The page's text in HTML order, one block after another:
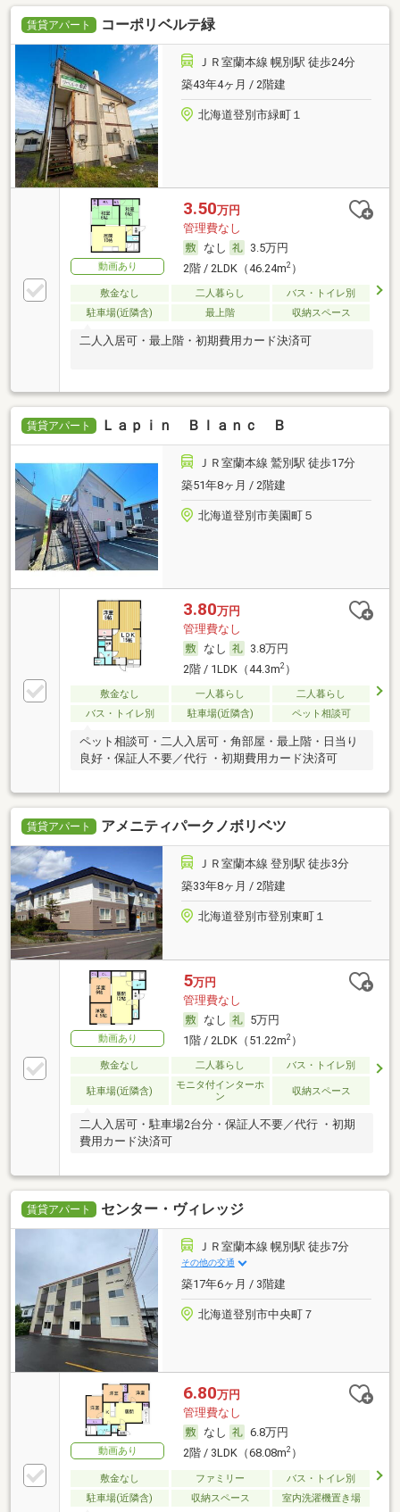
賃貸アパート コーポリベルテ緑
ＪＲ室蘭本線 幌別駅 徒歩24分
築43年4ヶ月 / 2階建
北海道登別市緑町１
動画あり
3.50万円
管理費なし
なし
3.5万円
2階 / 2LDK（46.24m2）
敷金なし 二人暮らし
バス・トイレ別
駐車場(近隣含)
最上階 収納スペース
二人入居可・最上階・初期費用カード決済可
賃貸アパート Ｌａｐｉｎ Ｂｌａｎｃ Ｂ
ＪＲ室蘭本線 鷲別駅 徒歩17分
築51年8ヶ月 / 2階建
北海道登別市美園町５
3.80万円
管理費なし
なし
3.8万円
2階 / 1LDK（44.3m2）
敷金なし 一人暮らし
二人暮らし
バス・トイレ別
駐車場(近隣含) ペット相談可
ペット相談可・二人入居可・角部屋・最上階・日当り
良好・保証人不要／代行 ・初期費用カード決済可
賃貸アパート アメニティパークノボリベツ
ＪＲ室蘭本線 登別駅 徒歩3分
築33年8ヶ月 / 2階建
北海道登別市登別東町１
動画あり
5万円
管理費なし
なし
5万円
1階 / 2LDK（51.22m2）
敷金なし 二人暮らし バス・トイレ別
駐車場(近隣含)
モニタ付インターホ
ン
収納スペース
二人入居可・駐車場2台分・保証人不要／代行 ・初期
費用カード決済可
賃貸アパート センター・ヴィレッジ
ＪＲ室蘭本線 幌別駅 徒歩7分
その他の交通
築17年6ヶ月 / 3階建
北海道登別市中央町７
動画あり
6.80万円
管理費なし
なし
6.8万円
2階 / 3LDK（68.08m2）
敷金なし ファミリー
バス・トイレ別
駐車場(近隣含)
収納スペース 室内洗濯機置き場